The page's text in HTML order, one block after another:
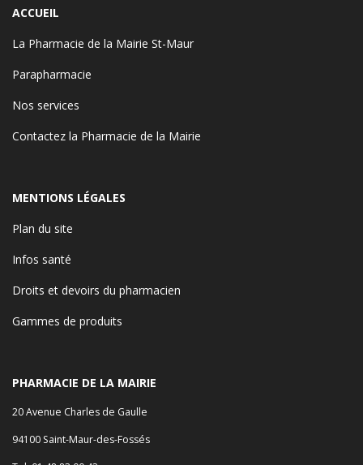
ACCUEIL
La Pharmacie de la Mairie St-Maur
Parapharmacie
Nos services
Contactez la Pharmacie de la Mairie
MENTIONS LÉGALES
Plan du site
Infos santé
Droits et devoirs du pharmacien
Gammes de produits
PHARMACIE DE LA MAIRIE
20 Avenue Charles de Gaulle
94100 Saint-Maur-des-Fossés